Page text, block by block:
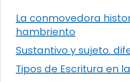
La conmovedora
hambriento
Sustantivo y sujeto.
Tipos de Escritura en